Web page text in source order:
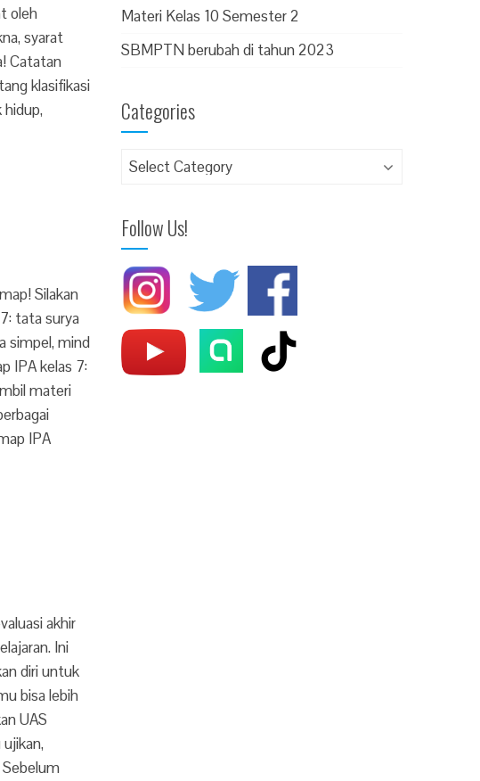
oleh
syarat
Catatan
klasifikasi
Silakan
tata surya
simpel, mind
IPA kelas 7:
materi
IPA
akhir
Ini
diri untuk
bisa lebih
UAS
Materi Kelas 10 Semester 2
SBMPTN berubah di tahun 2023
Categories
Follow Us!